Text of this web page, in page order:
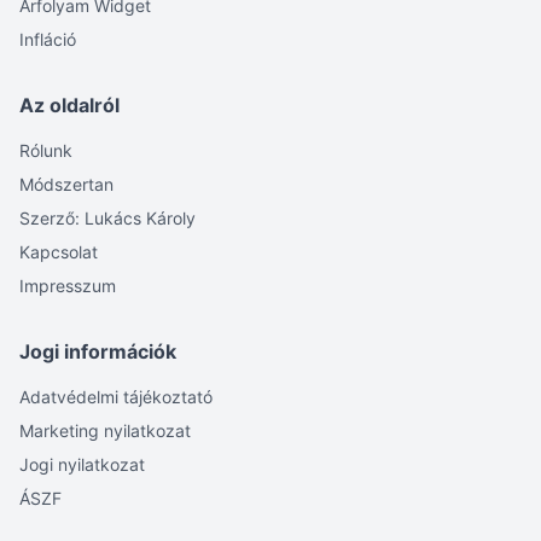
Árfolyam Widget
Infláció
Az oldalról
Rólunk
Módszertan
Szerző: Lukács Károly
Kapcsolat
Impresszum
Jogi információk
Adatvédelmi tájékoztató
Marketing nyilatkozat
Jogi nyilatkozat
ÁSZF